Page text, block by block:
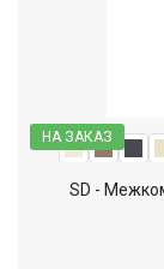
НА ЗАКАЗ
SD -